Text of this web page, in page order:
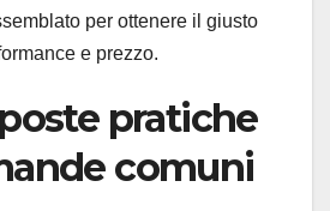
per ottenere il giusto
e prezzo.
pratiche
comuni